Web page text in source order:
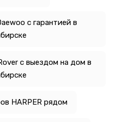
с гарантией в
с выездом на дом в
HARPER рядом